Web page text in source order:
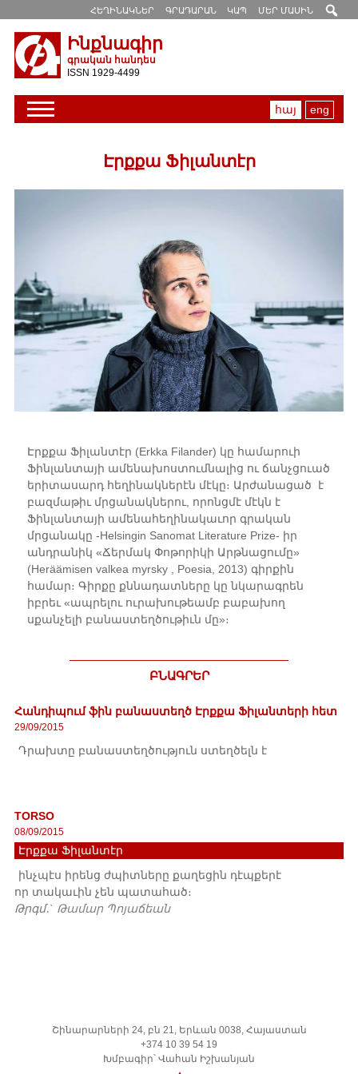
ՀԵՂԻՆԱԿՆԵՐ ԳՐԱԴԱՐԱՆ ԿԱՊ ՄԵՐ ՄԱՍԻՆ
Ինքնագիր
գրական հանդես
ISSN 1929-4499
հայ eng
Էրքքա Ֆիլանտէր
Էրքքա Ֆիլանտէր (Erkka Filander) կը համարուի
Ֆինլանտայի ամենախոստումնալից ու ճանչցուած
երիտասարդ հեղինակներէն մէկը։ Արժանացած է
բազմաթիւ մրցանակներու, որոնցմէ մէկն է
Ֆինլանտայի ամենահեղինակաւոր գրական
մրցանակը -Helsingin Sanomat Literature Prize- իր
անդրանիկ «Ճերմակ Փոթորիկի Արթնացումը»
(Heräämisen valkea myrsky , Poesia, 2013) գիրքին
համար։ Գիրքը քննադատները կը նկարագրեն
իբրեւ «ապրելու ուրախութեամբ բաբախող
սքանչելի բանաստեղծութիւն մը»։
ԲՆԱԳՐԵՐ
Հանդիպում ֆին բանաստեղծ Էրքքա Ֆիլանտերի հետ
29/09/2015
Դրախտը բանաստեղծություն ստեղծելն է
TORSO
08/09/2015
Էրքքա Ֆիլանտէր
ինչպէս իրենց ժպիտները քաղեցին դէպքերէ
որ տակաւին չեն պատահած։
Թրգմ․` Թամար Պոյաճեան
Շինարարների 24, բն 21, Երևան 0038, Հայաստան
+374 10 39 54 19
Խմբագիր՝ Վահան Իշխանյան